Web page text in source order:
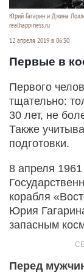
Юрий Гагарин и Джина
realhappiness.ru
12 апреля 2019 в 06:30
Первые в
Первого
тщательно:
30 лет, не
Также
подготовки.
8 апреля
корабля
Юрия
запасным
Перед